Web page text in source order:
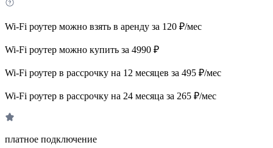
Wi-Fi роутер можно взять в аренду за 120 ₽/мес
Wi-Fi роутер можно купить за 4990 ₽
Wi-Fi роутер в рассрочку на 12 месяцев за 495 ₽/мес
Wi-Fi роутер в рассрочку на 24 месяца за 265 ₽/мес
платное подключение